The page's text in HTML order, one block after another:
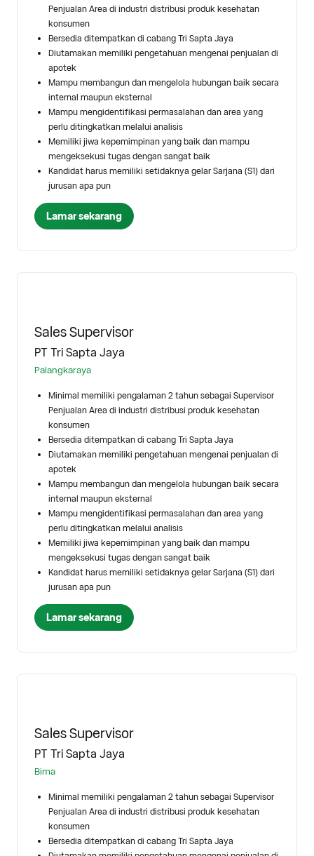
Penjualan Area di industri distribusi produk kesehatan
konsumen
Bersedia ditempatkan di cabang Tri Sapta Jaya
Diutamakan memiliki pengetahuan mengenai penjualan di
apotek
Mampu membangun dan mengelola hubungan baik secara
internal maupun eksternal
Mampu mengidentifikasi permasalahan dan area yang
perlu ditingkatkan melalui analisis
Memiliki jiwa kepemimpinan yang baik dan mampu
mengeksekusi tugas dengan sangat baik
Kandidat harus memiliki setidaknya gelar Sarjana (S1) dari
jurusan apa pun
Lamar sekarang
Sales Supervisor
PT Tri Sapta Jaya
Palangkaraya
Minimal memiliki pengalaman 2 tahun sebagai Supervisor
Penjualan Area di industri distribusi produk kesehatan
konsumen
Bersedia ditempatkan di cabang Tri Sapta Jaya
Diutamakan memiliki pengetahuan mengenai penjualan di
apotek
Mampu membangun dan mengelola hubungan baik secara
internal maupun eksternal
Mampu mengidentifikasi permasalahan dan area yang
perlu ditingkatkan melalui analisis
Memiliki jiwa kepemimpinan yang baik dan mampu
mengeksekusi tugas dengan sangat baik
Kandidat harus memiliki setidaknya gelar Sarjana (S1) dari
jurusan apa pun
Lamar sekarang
Sales Supervisor
PT Tri Sapta Jaya
Bima
Minimal memiliki pengalaman 2 tahun sebagai Supervisor
Penjualan Area di industri distribusi produk kesehatan
konsumen
Bersedia ditempatkan di cabang Tri Sapta Jaya